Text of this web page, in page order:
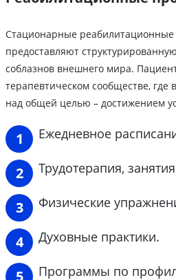
Стационарные
предоставляют
соблазнов внешнего мира.
терапевтическом сообществе, где
над общей целью – достижением
Ежедневное
Трудотерапия,
Физические
Духовные практики.
Программы по